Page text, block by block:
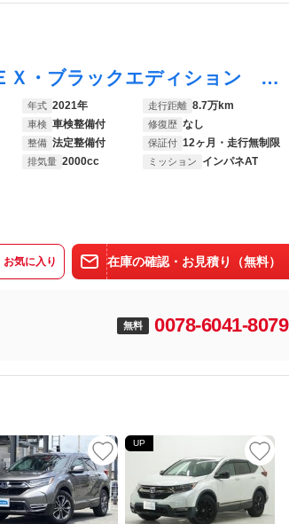
ＣＲ－Ｖハイブリッド ｅ：ＨＥＶＥＸ・ブラックエディション 純正ナビ フルセグ Ｒカメラ ＥＴＣ Ｂカメラ サンル－フ シ－トヒ－タ－ 革シート ＶＳＡ ＤＶＤ オートライト ＵＳＢ ドライブレコーダー オートエアコン エアバッグ ＡＢＳ キーレス ナビＴＶ
年式 2021年 走行距離 8.7万km
車検 車検整備付 修復歴 なし
整備 法定整備付 保証付 12ヶ月・走行無制限
排気量 2000cc ミッション インパネAT
お気に入り 在庫の確認・お見積り（無料）
無料 0078-6041-8079
UP